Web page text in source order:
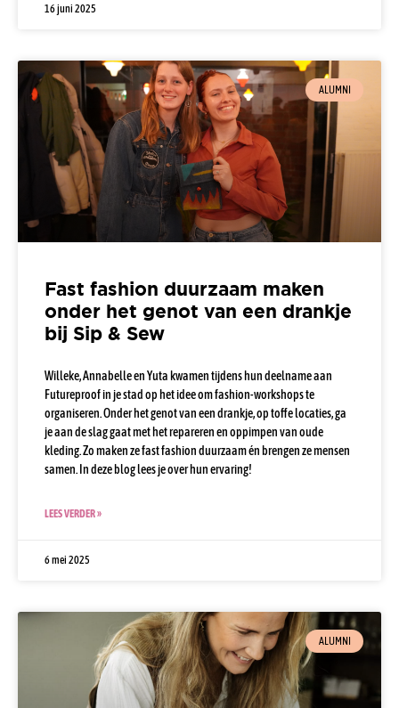
16 juni 2025
ALUMNI
Fast fashion duurzaam maken
onder het genot van een drankje
bij Sip & Sew
Willeke, Annabelle en Yuta kwamen tijdens hun deelname aan
Futureproof in je stad op het idee om fashion-workshops te
organiseren. Onder het genot van een drankje, op toffe locaties, ga
je aan de slag gaat met het repareren en oppimpen van oude
kleding. Zo maken ze fast fashion duurzaam én brengen ze mensen
samen. In deze blog lees je over hun ervaring!
LEES VERDER »
6 mei 2025
ALUMNI